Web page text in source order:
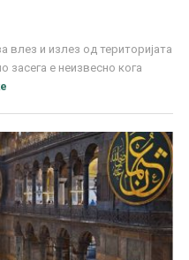
влез и излез од територијата
засега е неизвесно кога